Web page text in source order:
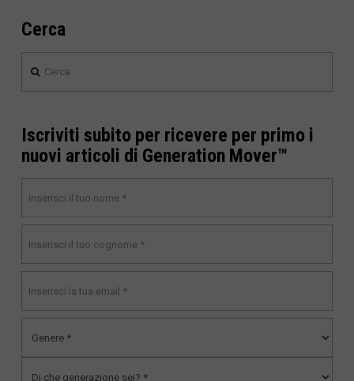
Cerca
Iscriviti subito per ricevere per primo i
nuovi articoli di Generation Mover™